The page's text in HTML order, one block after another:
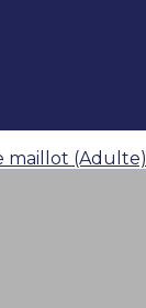
maillot (Adulte)